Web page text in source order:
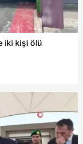
iki kişi ölü